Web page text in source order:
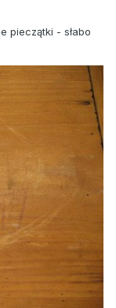
pieczątki - słabo